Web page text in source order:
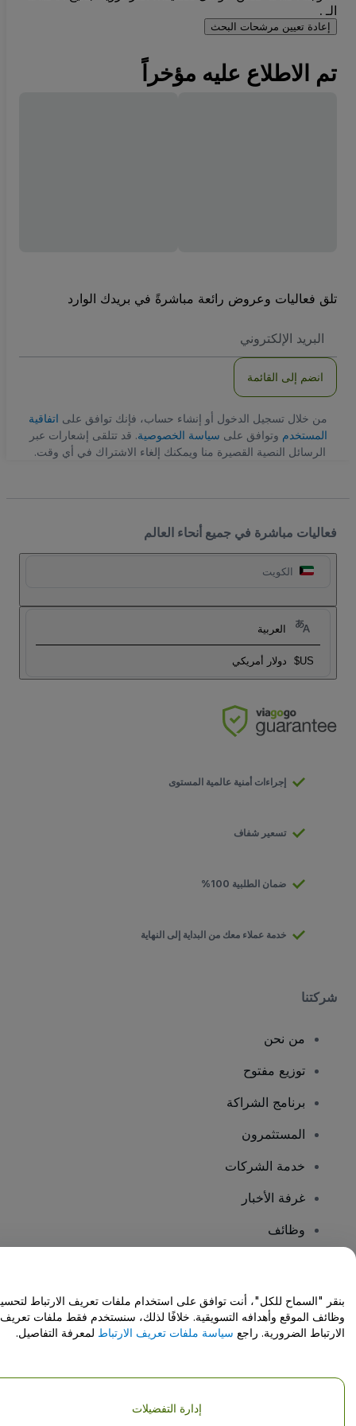
الـ .
إعادة تعيين مرشحات البحث
تم الاطلاع عليه مؤخراً
تلق فعاليات وعروض رائعة مباشرةً في بريدك الوارد
الاكتروني
انضم إلى القائمة
من خلال تسجيل الدخول أو إنشاء حساب، فإنك توافق على اتفاقية
المستخدم وتوافق على سياسة الخصوصية. قد تتلقى إشعارات عبر
الرسائل النصية القصيرة منا ويمكنك إلغاء الاشتراك في أي وقت.
فعاليات مباشرة في جميع أنحاء العالم
الكويت
العربية
US$ دولار أمريكي
إجراءات أمنية عالمية المستوى
تسعير شفاف
ضمان الطلبية 100%
خدمة عملاء معك من البداية إلى النهاية
شركتنا
من نحن
توزيع مفتوح
برنامج الشراكة
المستثمرون
خدمة الشركات
غرفة الأخبار
وظائف
مركز المساعدة / اتصل بنا
حقوق النشر © شركة فياجوجو المحدودة 2026
تفاصيل الشركة
بنقر "السماح للكل"، أنت توافق على استخدام ملفات تعريف الارتباط
وظائف الموقع وأهدافه التسويقية. خلافًا لذلك، سنستخدم فقط ملفات تعريف
الارتباط الضرورية. راجع سياسة ملفات تعريف الارتباط لمعرفة التفاصيل.
إدارة التفضيلات